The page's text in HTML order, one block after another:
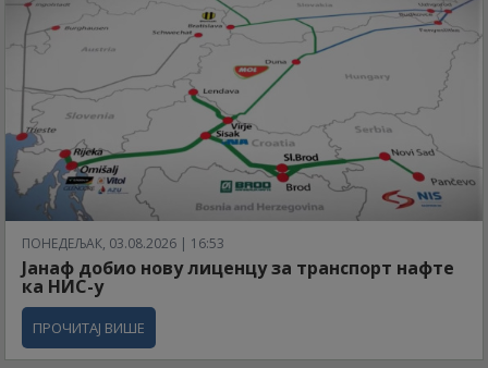
ПОНЕДЕЉАК, 03.08.2026 | 16:53
Јанаф добио нову лиценцу за транспорт нафте
ка НИС-у
ПРОЧИТАЈ ВИШЕ